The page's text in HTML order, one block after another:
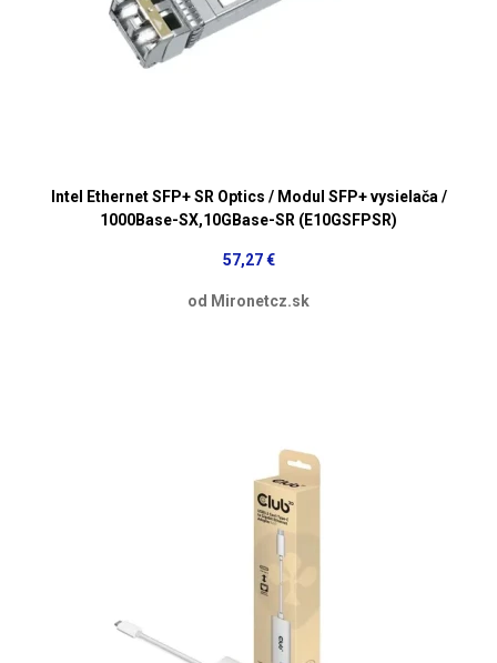
Intel Ethernet SFP+ SR Optics / Modul SFP+ vysielača /
1000Base-SX,10GBase-SR (E10GSFPSR)
57,27 €
od Mironetcz.sk